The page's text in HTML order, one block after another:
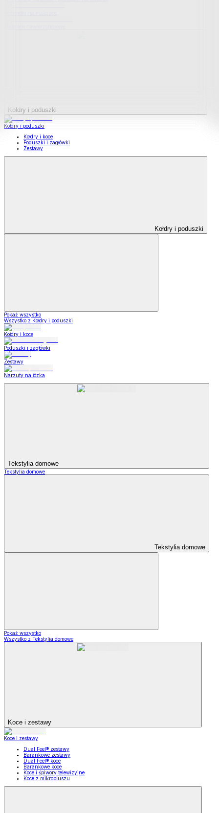
Kołdry i poduszki
Kołdry i poduszki
Kołdry i koce
Poduszki i zagłówki
Zestawy
Kołdry i poduszki
Pokaż wszystko
Wszystko z Kołdry i poduszki
Kołdry i koce
Poduszki i zagłówki
Zestawy
Narzuty na łózka
Tekstylia domowe
Tekstylia domowe
Tekstylia domowe
Pokaż wszystko
Wszystko z Tekstylia domowe
Koce i zestawy
Koce i zestawy
Dual Feel® zestawy
Barankowe zestawy
Dual Feel® koce
Barankowe koce
Koce i śpiwory telewizyjne
Koce z mikropluszu